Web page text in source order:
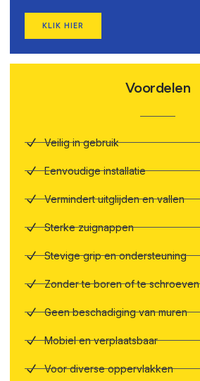
KLIK HIER
Voordelen
Veilig in gebruik
Eenvoudige installatie
Vermindert uitglijden en vallen
Sterke zuignappen
Stevige grip en ondersteuning
Zonder te boren of te schroeven
Geen beschadiging van muren
Mobiel en verplaatsbaar
Voor diverse oppervlakken